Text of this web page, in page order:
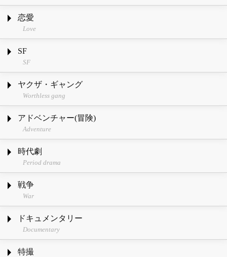
恋愛
Love
SF
SF
ヤクザ・ギャング
Worthless gang
アドベンチャー(冒険)
Adventure
時代劇
Period drama
戦争
War
ドキュメンタリー
Documentary
特撮